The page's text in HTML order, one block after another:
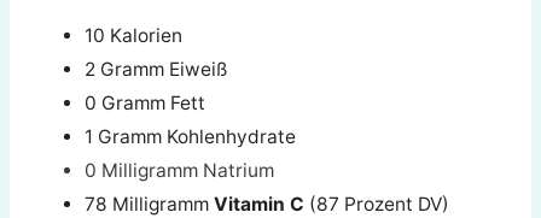
10 Kalorien
2 Gramm Eiweiß
0 Gramm Fett
1 Gramm Kohlenhydrate
0 Milligramm Natrium
78 MilligrammVitamin C (87 Prozent DV)